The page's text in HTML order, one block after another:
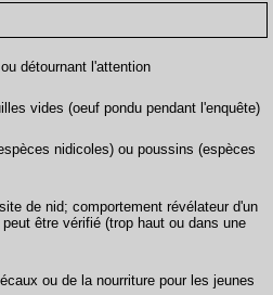
détournant l'attention
vides (oeuf pondu pendant l'enquête)
nidicoles) ou poussins (espèces
de nid; comportement révélateur d'un
être vérifié (trop haut ou dans une
ou de la nourriture pour les jeunes